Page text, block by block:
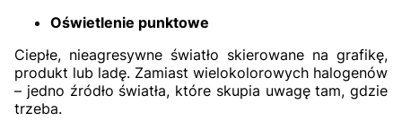
Oświetlenie punktowe
Ciepłe, nieagresywne światło skierowane na grafikę,
produkt lub ladę. Zamiast wielokolorowych halogenów
– jedno źródło światła, które skupia uwagę tam, gdzie
trzeba.